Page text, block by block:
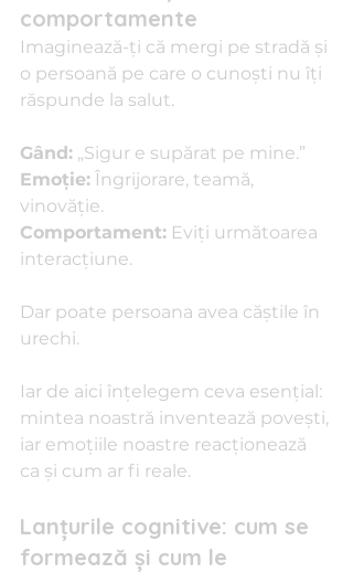
comportamente
Imaginează-ți că mergi pe stradă și
o persoană pe care o cunoști nu îți
răspunde la salut.
Gând: „Sigur e supărat pe mine.”
Emoție: Îngrijorare, teamă,
vinovăție.
Comportament: Eviți următoarea
interacțiune.
Dar poate persoana avea căștile în
urechi.
Iar de aici înțelegem ceva esențial:
mintea noastră inventează povești,
iar emoțiile noastre reacționează
ca și cum ar fi reale.
Lanțurile cognitive: cum se
formează și cum le